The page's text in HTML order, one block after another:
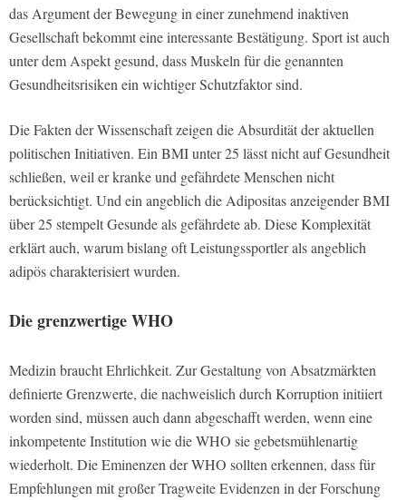
das Argument der Bewegung in einer zunehmend inaktiven
Gesellschaft bekommt eine interessante Bestätigung. Sport ist auch
unter dem Aspekt gesund, dass Muskeln für die genannten
Gesundheitsrisiken ein wichtiger Schutzfaktor sind.
Die Fakten der Wissenschaft zeigen die Absurdität der aktuellen
politischen Initiativen. Ein BMI unter 25 lässt nicht auf Gesundheit
schließen, weil er kranke und gefährdete Menschen nicht
berücksichtigt. Und ein angeblich die Adipositas anzeigender BMI
über 25 stempelt Gesunde als gefährdete ab. Diese Komplexität
erklärt auch, warum bislang oft Leistungssportler als angeblich
adipös charakterisiert wurden.
Die grenzwertige WHO
Medizin braucht Ehrlichkeit. Zur Gestaltung von Absatzmärkten
definierte Grenzwerte, die nachweislich durch Korruption initiiert
worden sind, müssen auch dann abgeschafft werden, wenn eine
inkompetente Institution wie die WHO sie gebetsmühlenartig
wiederholt. Die Eminenzen der WHO sollten erkennen, dass für
Empfehlungen mit großer Tragweite Evidenzen in der Forschung